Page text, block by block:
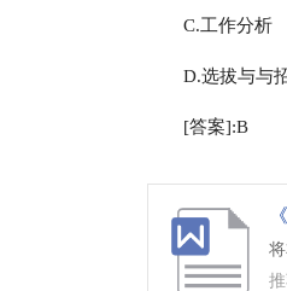
C.工作分析
D.选拔与与
[答案]:B
推